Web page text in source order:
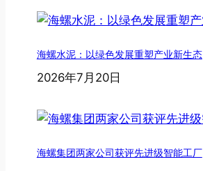
海螺水泥：以绿色发展重塑产业新生态
2026年7月20日
海螺集团两家公司获评先进级智能工厂